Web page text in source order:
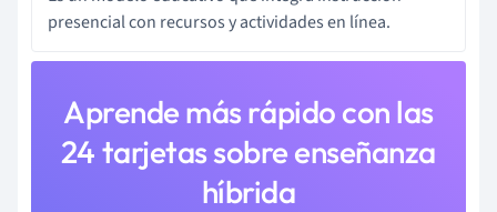
presencial con recursos y actividades en línea.
Aprende más rápido con las
24 tarjetas sobre enseñanza
híbrida